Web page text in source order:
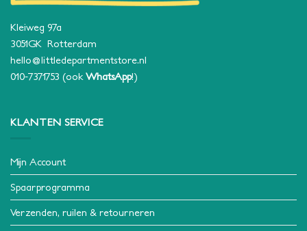
Kleiweg 97a
3051GK Rotterdam
hello@littledepartmentstore.nl
010-7371753 (ook WhatsApp!)
KLANTEN SERVICE
Mijn Account
Spaarprogramma
Verzenden, ruilen & retourneren